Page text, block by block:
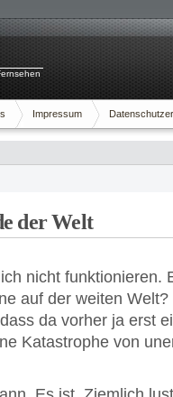
Impressum
der Welt
nicht funktionieren.
auf der weiten
da vorher ja erst
Katastrophe von